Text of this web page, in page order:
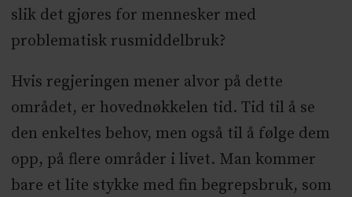
slik det gjøres for mennesker med
problematisk rusmiddelbruk?
Hvis regjeringen mener alvor på dette
området, er hovednøkkelen tid. Tid til å se
den enkeltes behov, men også til å følge dem
opp, på flere områder i livet. Man kommer
bare et lite stykke med fin begrepsbruk, som